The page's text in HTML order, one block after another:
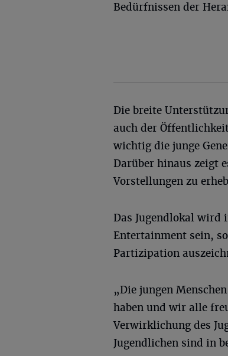
Bedürfnissen der
Die breite
auch der
wichtig die junge
Darüber hinaus zeigt
Vorstellungen zu
Das Jugendlokal
Entertainment sein,
Partizipation
„Die jungen
haben und wir alle
Verwirklichung des
Jugendlichen sind in